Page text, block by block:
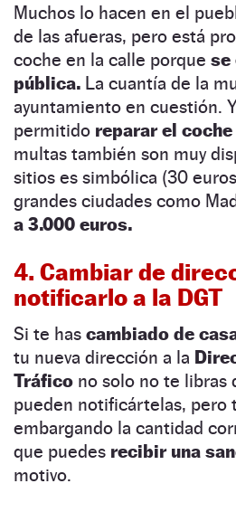
Muchos lo hacen en el
de las afueras, pero está
coche en la calle porque se
pública. La cuantía de la
ayuntamiento en cuestión.
permitido reparar el
multas también son muy
sitios es simbólica (30
grandes ciudades como
a 3.000 euros.
4. Cambiar de
notificarlo a la DGT
Si te has cambiado de
tu nueva dirección a la
Tráfico no solo no te libras
pueden notificártelas, pero
embargando la cantidad
que puedes recibir una
motivo.